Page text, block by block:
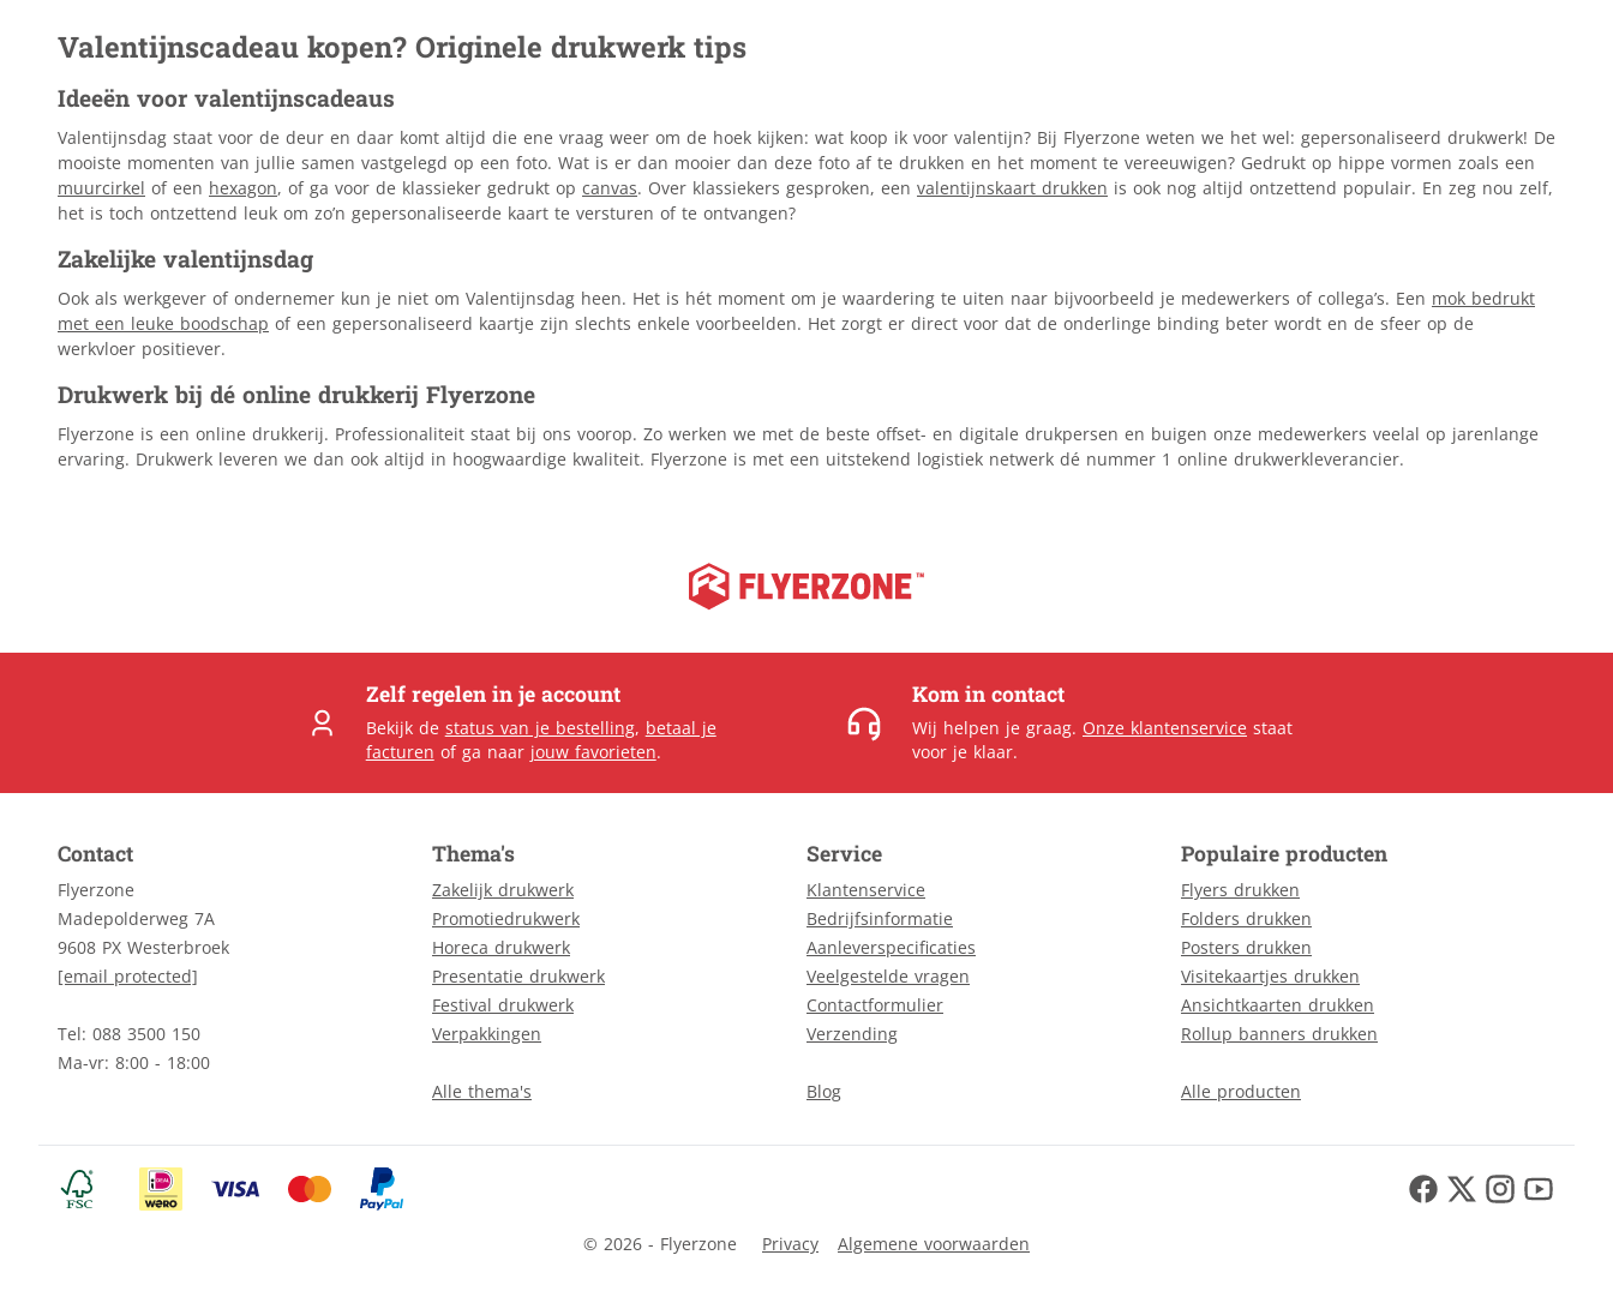
Valentijnscadeau kopen? Originele drukwerk tips
Ideeën voor valentijnscadeaus
Valentijnsdag staat voor de deur en daar komt altijd die ene vraag weer om de hoek kijken: wat koop ik voor valentijn? Bij Flyerzone weten we het wel: gepersonaliseerd drukwerk! De
mooiste momenten van jullie samen vastgelegd op een foto. Wat is er dan mooier dan deze foto af te drukken en het moment te vereeuwigen? Gedrukt op hippe vormen zoals een
muurcirkel of een hexagon, of ga voor de klassieker gedrukt op canvas. Over klassiekers gesproken, een valentijnskaart drukken is ook nog altijd ontzettend populair. En zeg nou zelf,
het is toch ontzettend leuk om zo’n gepersonaliseerde kaart te versturen of te ontvangen?
Zakelijke valentijnsdag
Ook als werkgever of ondernemer kun je niet om Valentijnsdag heen. Het is hét moment om je waardering te uiten naar bijvoorbeeld je medewerkers of collega’s. Een mok bedrukt
met een leuke boodschap of een gepersonaliseerd kaartje zijn slechts enkele voorbeelden. Het zorgt er direct voor dat de onderlinge binding beter wordt en de sfeer op de
werkvloer positiever.
Drukwerk bij dé online drukkerij Flyerzone
Flyerzone is een online drukkerij. Professionaliteit staat bij ons voorop. Zo werken we met de beste offset- en digitale drukpersen en buigen onze medewerkers veelal op jarenlange
ervaring. Drukwerk leveren we dan ook altijd in hoogwaardige kwaliteit. Flyerzone is met een uitstekend logistiek netwerk dé nummer 1 online drukwerkleverancier.
Zelf regelen in je account
Bekijk de status van je bestelling, betaal je
facturen of ga naar jouw favorieten.
Kom in contact
Wij helpen je graag. Onze klantenservice staat
voor je klaar.
Contact
Flyerzone
Madepolderweg 7A
9608 PX Westerbroek
[email protected]
Tel: 088 3500 150
Ma-vr: 8:00 - 18:00
Thema's
Zakelijk drukwerk
Promotiedrukwerk
Horeca drukwerk
Presentatie drukwerk
Festival drukwerk
Verpakkingen
Alle thema's
Service
Klantenservice
Bedrijfsinformatie
Aanleverspecificaties
Veelgestelde vragen
Contactformulier
Verzending
Blog
Populaire producten
Flyers drukken
Folders drukken
Posters drukken
Visitekaartjes drukken
Ansichtkaarten drukken
Rollup banners drukken
Alle producten
© 2026 - Flyerzone Privacy Algemene voorwaarden